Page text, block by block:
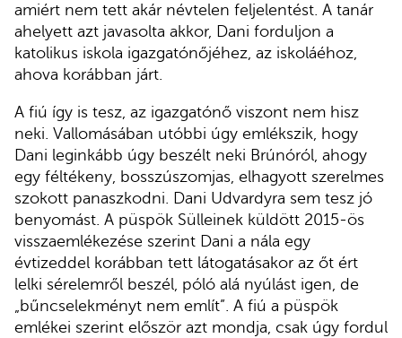
amiért nem tett akár névtelen feljelentést. A tanár
ahelyett azt javasolta akkor, Dani forduljon a
katolikus iskola igazgatónőjéhez, az iskoláéhoz,
ahova korábban járt.
A fiú így is tesz, az igazgatónő viszont nem hisz
neki. Vallomásában utóbbi úgy emlékszik, hogy
Dani leginkább úgy beszélt neki Brúnóról, ahogy
egy féltékeny, bosszúszomjas, elhagyott szerelmes
szokott panaszkodni. Dani Udvardyra sem tesz jó
benyomást. A püspök Sülleinek küldött 2015-ös
visszaemlékezése szerint Dani a nála egy
évtizeddel korábban tett látogatásakor az őt ért
lelki sérelemről beszél, póló alá nyúlást igen, de
„bűncselekményt nem említ”. A fiú a püspök
emlékei szerint először azt mondja, csak úgy fordul